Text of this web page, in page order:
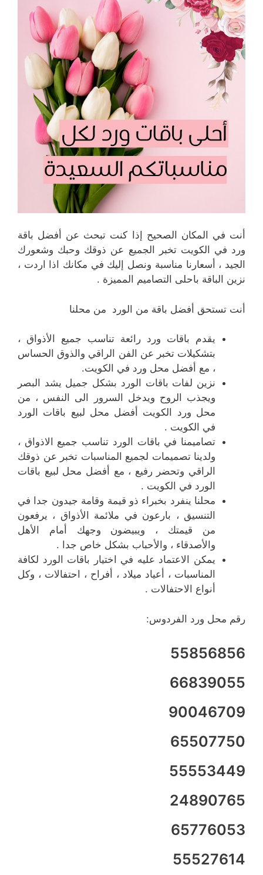
أنت في المكان الصحيح إذا كنت تبحث عن أفضل باقة
ورد في الكويت تخبر الجميع عن ذوقك وحبك وشعورك
الجيد ، أسعارنا مناسبة ونصل إليك في مكانك اذا اردت ،
نزين الباقة باحلى التصاميم المميزة .
أنت تستحق أفضل باقة من الورد من محلنا
يقدم باقات ورد رائعة تناسب جميع الأذواق ،
بتشكيلات تخبر عن الفن الراقي والذوق الحساس
، مع أفضل محل ورد في الكويت.
نزين لفات باقات الورد بشكل جميل يشد البصر
ويجذب الروح ويدخل السرور الى النفس ، من
محل ورد الكويت أفضل محل لبيع باقات الورد
في الكويت .
تصاميمنا في باقات الورد تناسب جميع الاذواق ،
ولدينا تصميمات لجميع المناسبات تخبر عن ذوقك
الراقي وتحضر رفيع ، مع أفضل محل لبيع باقات
الورد في الكويت .
محلنا ينفرد بخبراء ذو قيمة وقامة جيدون جدا في
التنسيق ، بارعون في ملائمة الأذواق ، يرفعون
من قيمتك ، ويبيضون وجهك أمام الأهل
والأصدقاء ، والأحباب بشكل خاص جدا .
يمكن الاعتماد عليه في اختيار باقات الورد لكافة
المناسبات ، أعياد ميلاد ، أفراح ، احتفالات ، وكل
أنواع الاحتفالات .
رقم محل ورد الفردوس:
55856856
66839055
90046709
65507750
55553449
24890765
65776053
55527614